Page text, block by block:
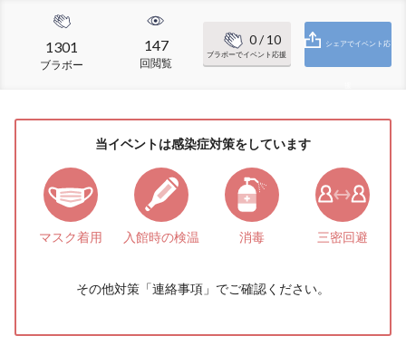
1301
ブラボー
147
回閲覧
0/ 10
ブラボーでイベント応援
シェアでイベント応
当イベントは感染症対策をしています
マスク着用 入館時の検温 消毒 三密回避
その他対策「連絡事項 」でご確認ください。